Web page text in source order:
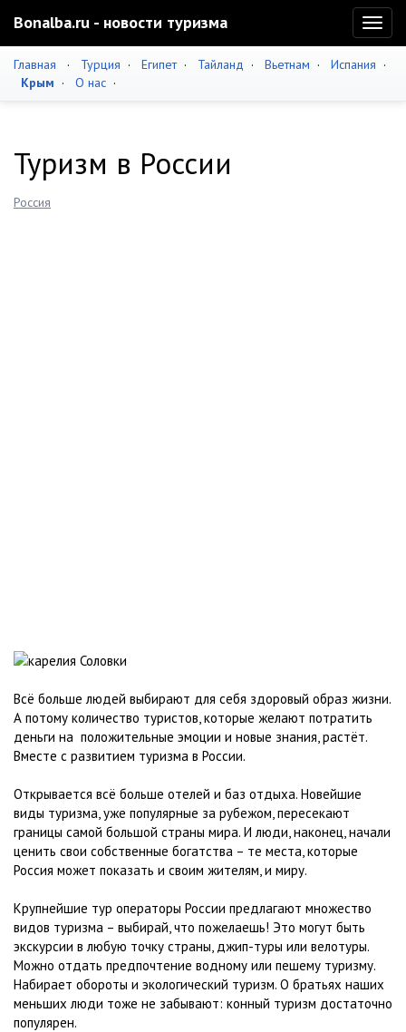
Bonalba.ru - новости туризма
Главная · Турция · Египет· Тайланд · Вьетнам · Испания ·
Крым · О нас ·
Туризм в России
Россия
Всё больше людей выбирают для себя здоровый образ жизни.
А потому количество туристов, которые желают потратить
деньги на положительные эмоции и новые знания, растёт.
Вместе с развитием туризма в России.
Открывается всё больше отелей и баз отдыха. Новейшие
виды туризма, уже популярные за рубежом, пересекают
границы самой большой страны мира. И люди, наконец, начали
ценить свои собственные богатства – те места, которые
Россия может показать и своим жителям, и миру.
Крупнейшие тур операторы России предлагают множество
видов туризма – выбирай, что пожелаешь! Это могут быть
экскурсии в любую точку страны, джип-туры или велотуры.
Можно отдать предпочтение водному или пешему туризму.
Набирает обороты и экологический туризм. О братьях наших
меньших люди тоже не забывают: конный туризм достаточно
популярен.